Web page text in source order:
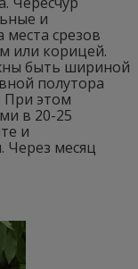
и
места срезов
или корицей.
быть шириной
полутора
При этом
в 20-25
и
Через месяц